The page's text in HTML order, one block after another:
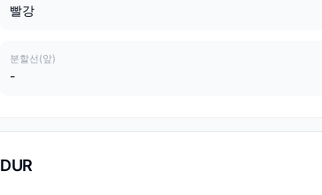
빨강
분할선(앞)
-
DUR